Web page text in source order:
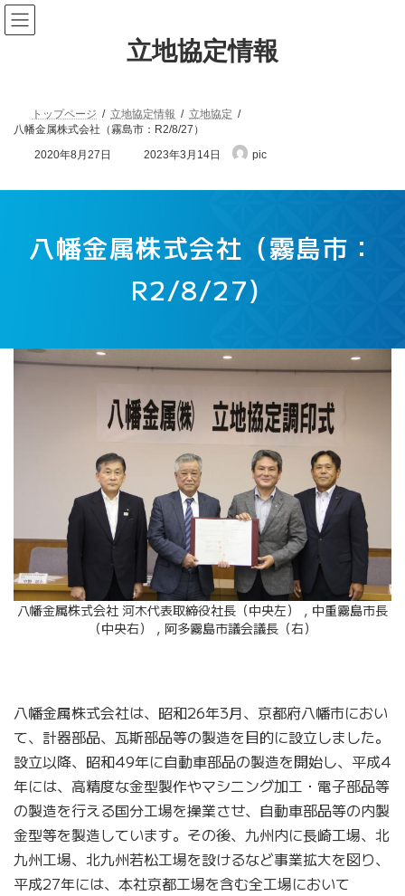
立地協定情報
トップページ 立地協定情報
立地協定
八幡金属株式会社（霧島市：R2/8/27）
2020年8月27日 2023年3月14日 pic
八幡金属株式会社（霧島市：
R2/8/27）
八幡金属株式会社 河木代表取締役社長（中央左），中重霧島市長
（中央右），阿多霧島市議会議長（右）
八幡金属株式会社は、昭和26年3月、京都府八幡市におい
て、計器部品、瓦斯部品等の製造を目的に設立しました。
設立以降、昭和49年に自動車部品の製造を開始し、平成4
年には、高精度な金型製作やマシニング加工・電子部品等
の製造を行える国分工場を操業させ、自動車部品等の内製
金型等を製造しています。その後、九州内に長崎工場、北
九州工場、北九州若松工場を設けるなど事業拡大を図り、
平成27年には、本社京都工場を含む全工場において